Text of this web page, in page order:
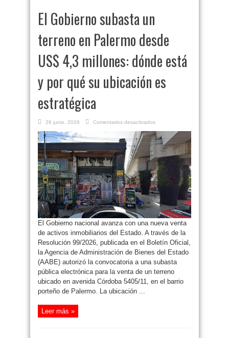
El Gobierno subasta un
terreno en Palermo desde
US$ 4,3 millones: dónde está
y por qué su ubicación es
estratégica
26 junio, 2026 Comentarios desactivados
Gobierno
subasta
un
terreno
Palermo
desde
US$
4,3
millones:
dónde
está
y
por
qué
su
ubicación
estratégica
El Gobierno nacional avanza con una nueva venta
de activos inmobiliarios del Estado. A través de la
Resolución 99/2026, publicada en el Boletín Oficial,
la Agencia de Administración de Bienes del Estado
(AABE) autorizó la convocatoria a una subasta
pública electrónica para la venta de un terreno
ubicado en avenida Córdoba 5405/11, en el barrio
porteño de Palermo. La ubicación ...
Leer más »